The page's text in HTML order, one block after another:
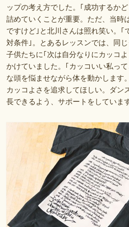
ップの考え方でした。｢成功するか
詰めていくことが重要。ただ、当時
ですけど｣と北川さんは照れ笑い。｢
対条件｣。とあるレッスンでは、同
子供たちに｢次は自分なりにカッコ
かけていました。｢カッコいい私っ
な頭を悩ませながら体を動かします
カッコよさを追求してほしい。ダン
長できるよう、サポートをしていま